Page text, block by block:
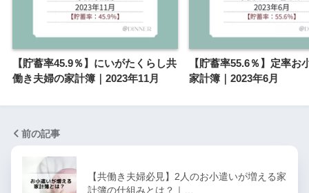
【貯蓄率45.9％】にいがたくらし共
働き夫婦の家計簿｜2023年11月
【貯蓄率55.6％】定率お
家計簿｜2023年6月
前の記事
【共働き夫婦必見】2人のお小遣いが増える家
計簿の仕組みとは？｜…